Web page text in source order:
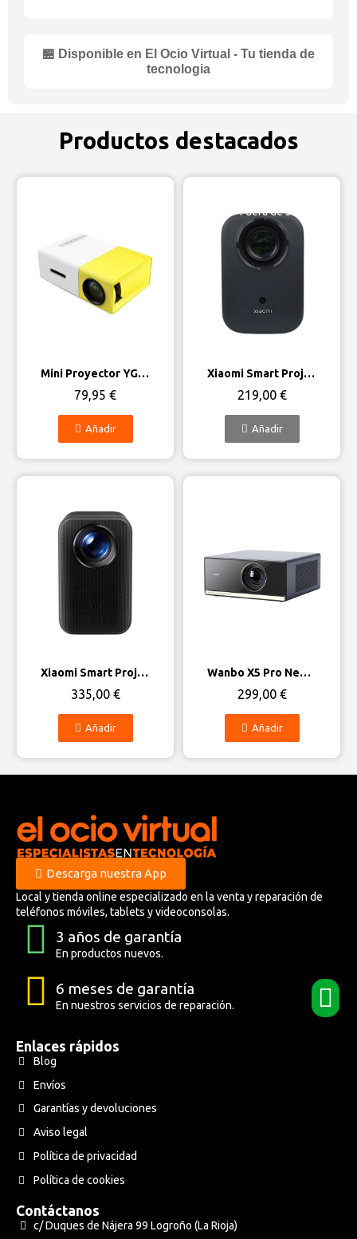
🏪 Disponible en El Ocio Virtual - Tu tienda de
tecnologia
Productos destacados
Vista rápida Mini Proyector YG300
79,95 €
Añadir
Vista rápida
Fuera de stock
Xiaomi Smart Projector L1 FHD 2GB/16GB Google TV
219,00 €
Añadir
Vista rápida Xiaomi Smart Projector L1 Pro FHD 2GB/16GB Google TV
335,00 €
Añadir
Vista rápida Wanbo X5 Pro New 2025 2GB/16GB Android 11
299,00 €
Añadir
Descarga nuestra App
Local y tienda online especializado en la venta y reparación de
teléfonos móviles, tablets y videoconsolas.
3 años de garantía
En productos nuevos.
6 meses de garantía
En nuestros servicios de reparación.
Enlaces rápidos
Blog
Envíos
Garantías y devoluciones
Aviso legal
Política de privacidad
Política de cookies
Contáctanos
c/ Duques de Nájera 99 Logroño (La Rioja)